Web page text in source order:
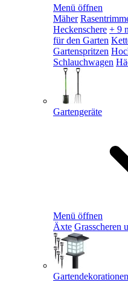
Menü öffnen
Mäher
Heckenschere + 9
für den Garten
Gartenspritzen
Schlauchwagen
Gartengeräte
Menü öffnen
Äxte Grasscheren
Gartendekorationen